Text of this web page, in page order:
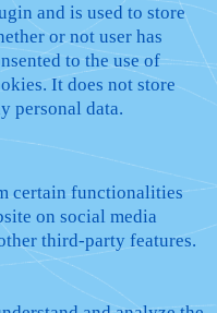
and is used to store
or not user has
to the use of
It does not store
personal data.
certain functionalities
on social media
third-party features.